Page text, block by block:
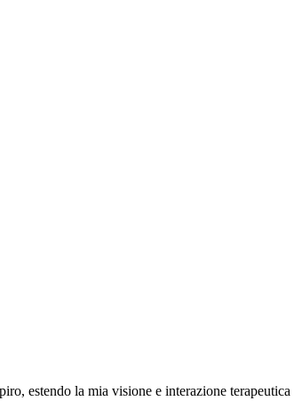
estendo la mia visione e interazione